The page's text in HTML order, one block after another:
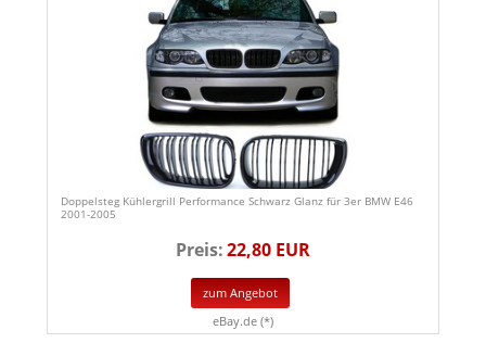
Doppelsteg Kühlergrill Performance Schwarz Glanz für 3er BMW E46
2001-2005
Preis:22,80 EUR
zum Angebot
eBay.de (*)